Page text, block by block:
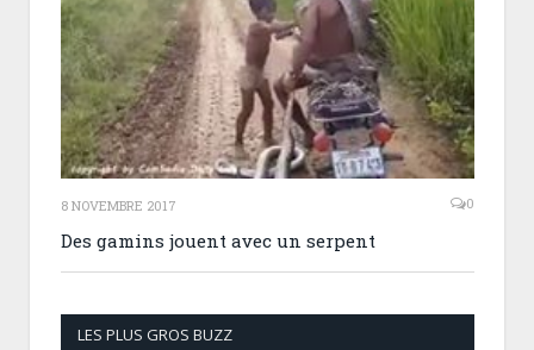
8 NOVEMBRE 2017 0
Des gamins jouent avec un serpent
LES PLUS GROS BUZZ